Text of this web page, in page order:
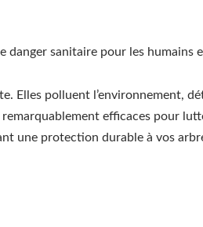
sanitaire pour les humains
Elles polluent l’environnement,
efficaces pour
une protection durable à vos